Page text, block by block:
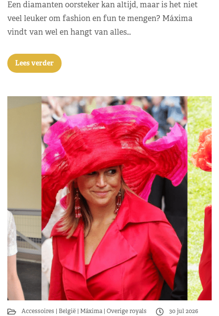
Een diamanten oorsteker kan altijd, maar is het niet
veel leuker om fashion en fun te mengen? Máxima
vindt van wel en hangt van alles…
Lees verder
Accessoires België Máxima Overige royals
30 jul 2026